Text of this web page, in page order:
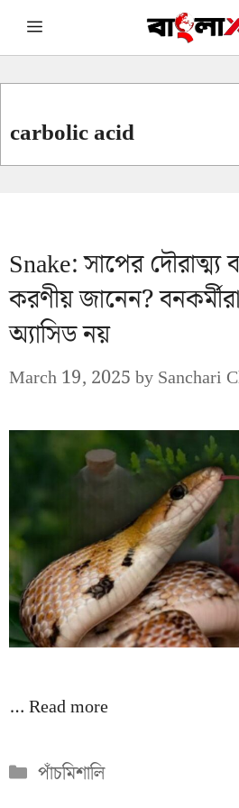
Skip Menu
carbolic acid
Snake: সাপের দৌরাত্ম্য
করণীয় জানেন?
অ্যাসিড নয়
March 19, 2025bySanchari
…Read more
Categories
পাঁচমিশালি